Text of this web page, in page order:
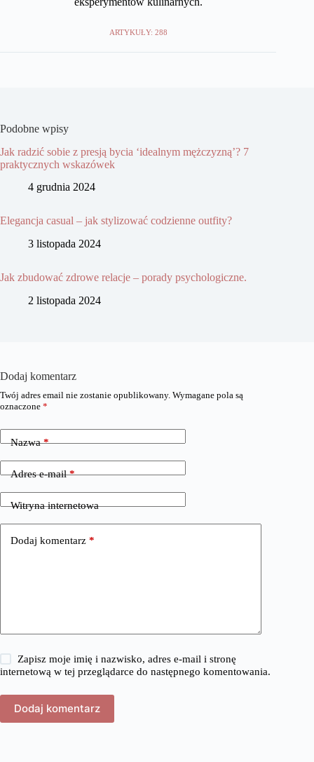
ARTYKUŁY: 288
Podobne wpisy
Jak radzić sobie z presją bycia ‘idealnym mężczyzną’? 7
praktycznych wskazówek
4 grudnia 2024
Elegancja casual – jak stylizować codzienne outfity?
3 listopada 2024
Jak zbudować zdrowe relacje – porady psychologiczne.
2 listopada 2024
Dodaj komentarz
Twój adres email nie zostanie opublikowany. Wymagane pola są
oznaczone *
Nazwa*
Adres e-mail*
Witryna internetowa
Dodaj komentarz *
Zapisz moje imię i nazwisko, adres e-mail i stronę
internetową w tej przeglądarce do następnego komentowania.
Dodaj komentarz